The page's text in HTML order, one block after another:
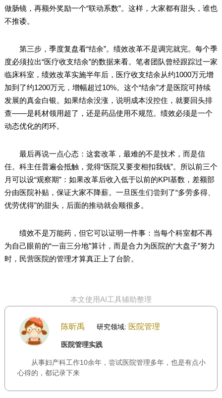
做肠镜，再额外奖励一个“联动系数”。这样，大家都有甜头，谁也
不推诿。
第三步，季度复盘看“结余”。绩效改革不是调完就完。每个季
度必须拉出“医疗收支结余”的数据来看。笔者团队曾经跟踪过一家
临床科室，绩效改革实施半年后，医疗收支结余从约1000万元增
加到了约1200万元，增幅超过10%。这个“结余”才是医院可持续
发展的真金白银。如果结余没涨，说明成本没控住，就要回头排
查——是耗材领用超了，还是药品使用不规范。绩效必须是一个
动态优化的闭环。
最后再说一点心态：这套改革，最难的不是技术，而是信
任。科主任普遍会抵触，觉得“医院又要变相扣我钱”。所以前三个
月可以设“观察期”：如果改革后收入低于以前的KPI基数，差额部
分由医院补贴，保证大家不降薪。一旦医生们尝到了“多劳多得、
优劳优得”的甜头，后面的推动就会顺很多。
绩效不是万能药，但它可以证明一件事：当每个科室都不再
为自己眼前的“一亩三分地”算计，而是合力为医院的“大盘子”努力
时，民营医院的管理才算真正上了台阶。
本文使用AI工具辅助整理
陈昕禹 研究领域: 医院管理
医院管理实践
从事妇产科工作10余年，尝试医院管理多年，也是有点小
心得的，都记录下来